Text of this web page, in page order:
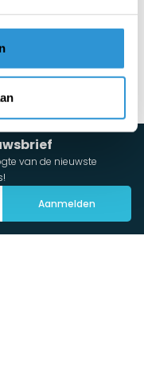
van de nieuwste
Aanmelden